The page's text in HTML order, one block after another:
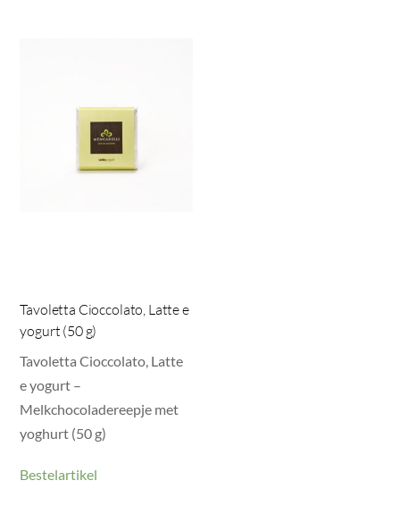
Tavoletta Cioccolato, Latte e
yogurt (50 g)
Tavoletta Cioccolato, Latte
e yogurt –
Melkchocoladereepje met
yoghurt (50 g)
Bestelartikel